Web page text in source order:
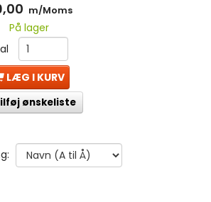
m/Moms
På lager
LÆG I KURV
ønskeliste